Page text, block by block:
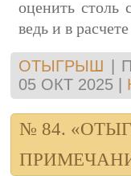
оценить
ведь и в
ОТЫГРЫШ
05 ОКТ 2025
№ 84.